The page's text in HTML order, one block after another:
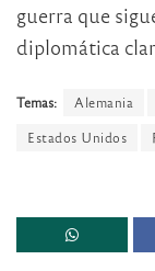
guerra que
diplomática
Temas: Alemania
Estados Unidos